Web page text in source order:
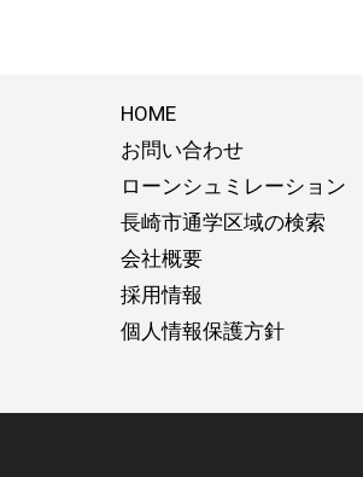
HOME
お問い合わせ
ローンシュミレーション
長崎市通学区域の検索
会社概要
採用情報
個人情報保護方針